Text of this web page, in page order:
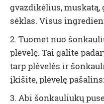
gvazdikėlius,
sėklas. Visus
2. Tuomet nuo
plėvelę. Tai galite
tarp plėvelės ir
įkišite, plėvelę
3. Abi šonkauliukų